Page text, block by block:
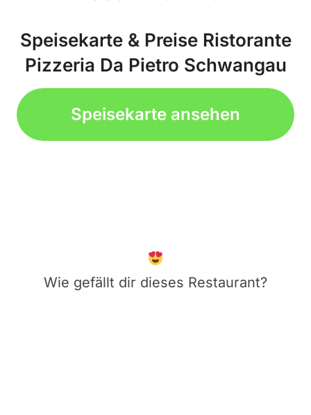
Speisekarte & Preise Ristorante
Pizzeria Da Pietro Schwangau
Speisekarte ansehen
Wie gefällt dir dieses Restaurant?